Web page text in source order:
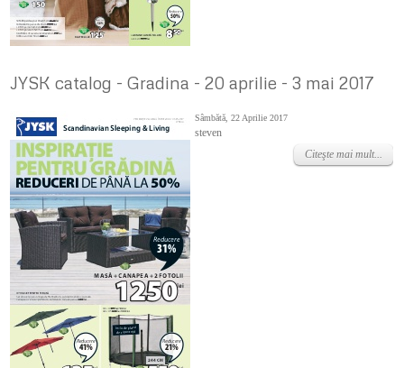
JYSK catalog - Gradina - 20 aprilie - 3 mai 2017
Sâmbătă, 22 Aprilie 2017
steven
Citeşte mai mult...